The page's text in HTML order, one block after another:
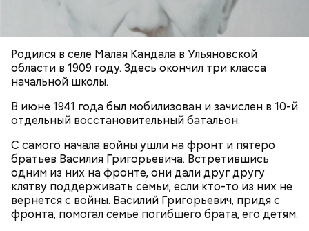
Родился в селе Малая Кандала в Ульяновской
области в 1909 году. Здесь окончил три класса
начальной школы.
В июне 1941 года был мобилизован и зачислен в 10-й
отдельный восстановительный батальон.
С самого начала войны ушли на фронт и пятеро
братьев Василия Григорьевича. Встретившись
одним из них на фронте, они дали друг другу
клятву поддерживать семьи, если кто-то из них не
вернется с войны. Василий Григорьевич, придя с
фронта, помогал семье погибшего брата, его детям.
— Кабачки, порезанные кубиками, нужно легко
обжарить на сковороде. К ним добавляются зелень
петрушки, чеснок, соль и оливковое масло.
Копылов.
с сахарным диабетом;
лишним весом.